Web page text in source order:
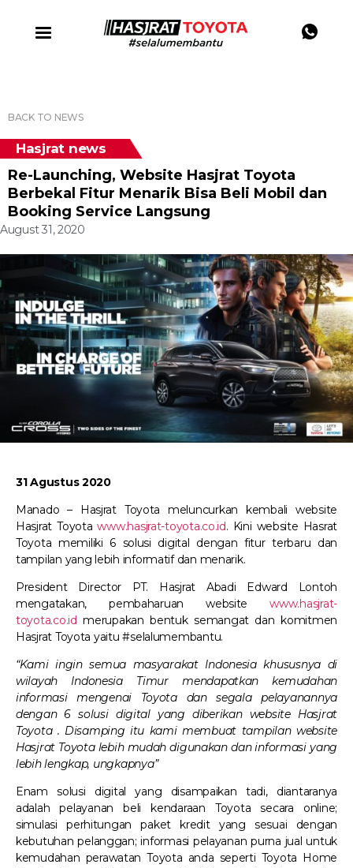
BACK TO NEWS
Hasjrat news
Re-Launching, Website Hasjrat Toyota
Berbekal Fitur Menarik Bisa Beli Mobil dan
Booking Service Langsung
August 31, 2020
31 Agustus 2020
Manado – Hasjrat Toyota meluncurkan kembali website
Hasjrat Toyotawww.hasjrat-toyota.co.id. Kini website Hasrat
Toyota memiliki 6 solusi digital dengan fitur terbaru dan
tampilan yang lebih informatif dan menarik.
President Director PT. Hasjrat Abadi Edward Lontoh
mengatakan, pembaharuan websitewww.hasjrat-
toyota.co.id merupakan bentuk semangat dan komitmen
Hasjrat Toyota yaitu #selalumembantu.
“Kami ingin semua masyarakat Indonesia khususnya di
wilayah Indonesia Timur mendapatkan kemudahan
informasi mengenai Toyota dan segala pelayanannya
dengan 6 solusi digital yang diberikan website Hasjrat
Toyota . Disamping itu kami membuat tampilan website
Hasjrat Toyota lebih mudah digunakan dan informasi yang
lebih lengkap, ungkapnya”
Enam solusi digital yang disampaikan tadi, diantaranya
adalah pelayanan beli kendaraan Toyota secara online;
simulasi perhitungan paket kredit yang sesuai dengan
kebutuhan pelanggan; informasi pelayanan purna jual untuk
kemudahan perawatan Toyota anda seperti Toyota Home